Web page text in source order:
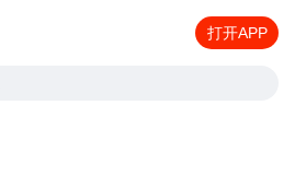
打开APP